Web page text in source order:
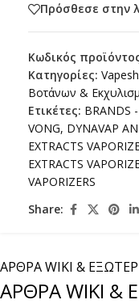
Πρόσθεσε στην
Κωδικός
Κατηγορίες:
Βοτάνων &
Ετικέτες: BRANDS
VONG, DYNAVAP
EXTRACTS
EXTRACTS
VAPORIZERS
Share:
ΑΡΘΡΑ WIKI &
ΑΡΘΡΑ WIKI &